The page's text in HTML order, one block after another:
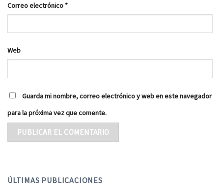
Correo electrónico *
Web
Guarda mi nombre, correo electrónico y web en este navegador
para la próxima vez que comente.
ÚLTIMAS PUBLICACIONES